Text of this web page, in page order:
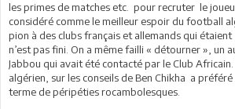
les primes de matches etc. pour recruter le
considéré comme le meilleur espoir du football
pion à des clubs français et allemands qui étaient
n’est pas fini. On a même failli « détourner », un
Jabbou qui avait été contacté par le Club
algérien, sur les conseils de Ben Chikha a préféré
terme de péripéties rocambolesques.